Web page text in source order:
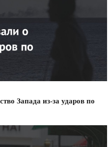
Запада из-за ударов по